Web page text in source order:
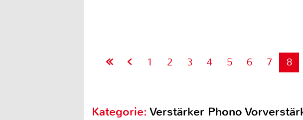
1 2 3 4 5 6 7 8
Kategorie:Verstärker Phono